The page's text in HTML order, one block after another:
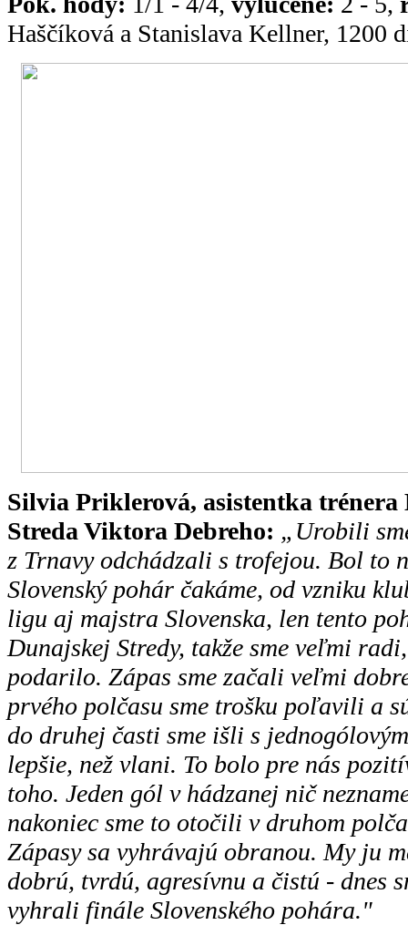
Haščíková a Stanislava Kellner, 1200
Silvia Priklerová, asistentka
Streda Viktora Debreho: „Urobili
z Trnavy odchádzali s trofejou. Bol to
Slovenský pohár čakáme, od vzniku
ligu aj majstra Slovenska, len tento
Dunajskej Stredy, takže sme veľmi
podarilo. Zápas sme začali veľmi
prvého polčasu sme trošku poľavili a
do druhej časti sme išli s
lepšie, než vlani. To bolo pre nás
toho. Jeden gól v hádzanej nič
nakoniec sme to otočili v druhom
Zápasy sa vyhrávajú obranou. My ju
dobrú, tvrdú, agresívnu a čistú - dnes
vyhrali finále Slovenského pohára."